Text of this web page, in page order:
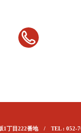
1丁目222番地 / TEL : 052-